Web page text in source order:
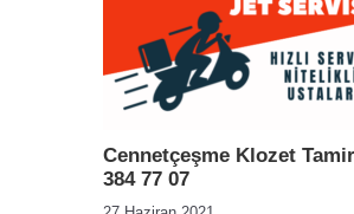
Cennetçeşme Klozet
384 77 07